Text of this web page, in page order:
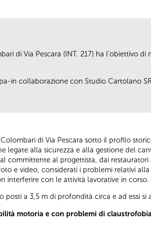
di Via Pescara (INT. 217) ha l'obiettivo
in collaborazione con Studio Cartolano
di Via Pescara sotto il profilo
legate alla sicurezza e alla gestione del
committente al progettista, dai
e video, considerati i problemi relativi
interferire con le attività lavorative in corso.
a 3,5 m di profondità circa e ad essi si
motoria e con problemi di claustrofobia